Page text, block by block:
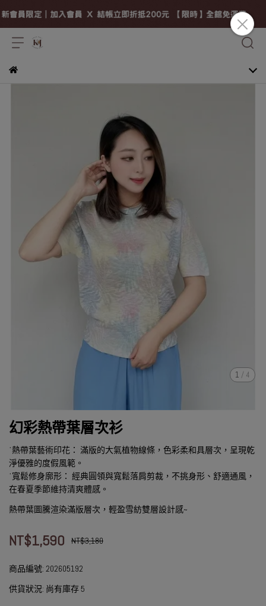
1 / 4
幻彩熱帶葉層次衫
˙熱帶葉藝術印花： 滿版的大氣植物線條，色彩柔和具層次，呈現乾
淨優雅的度假風範。
˙寬鬆修身廓形： 經典圓領與寬鬆落肩剪裁，不挑身形、舒適通風，
在春夏季節維持清爽體感。
熱帶葉圖騰渲染滿版層次，輕盈雪紡雙層設計感~
NT$1,590 NT$3,180
商品編號: 202605192
供貨狀況: 尚有庫存 5